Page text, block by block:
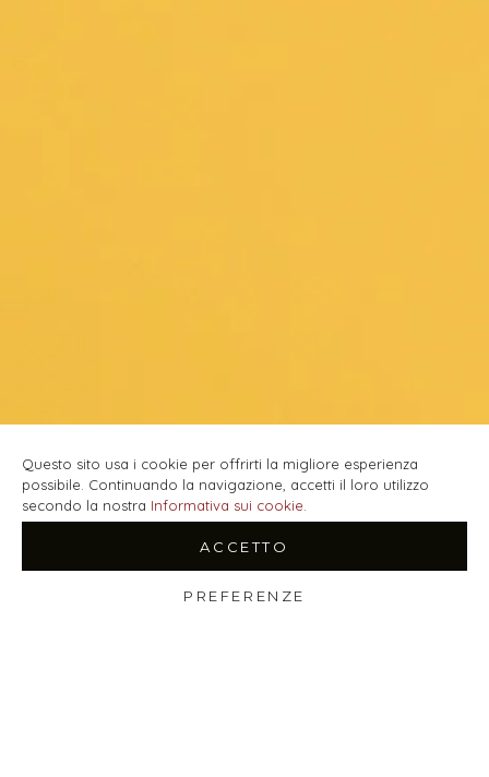
Questo sito usa i cookie per offrirti la migliore esperienza
possibile. Continuando la navigazione, accetti il loro utilizzo
secondo la nostra Informativa sui cookie
ACCETTO
PREFERENZE